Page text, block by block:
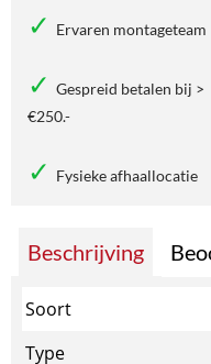
Ervaren montageteam
Gespreid betalen bij >
€250.-
Fysieke afhaallocatie
Beschrijving
Soort
Type